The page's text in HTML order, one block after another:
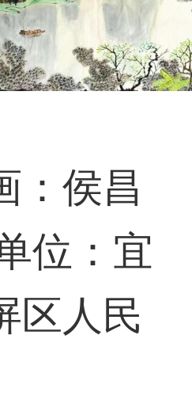
侯昌
位：宜
区人民